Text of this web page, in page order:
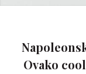
Ovako